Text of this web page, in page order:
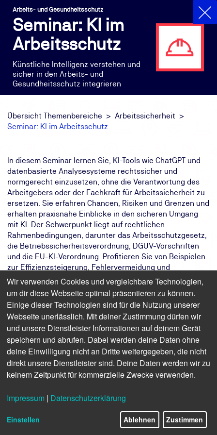
Arbeits- und Gesundheitsschutz
Seminar: KI im
Arbeitsschutz
Künstliche Intelligenz verstehen und
sicher in den Arbeits- und
Gesundheitsschutz integrieren
Übersicht Themenbereiche
Arbeitssicherheit
Seminar: KI im Arbeitsschutz
In diesem Seminar lernen Sie, KI-Tools wie ChatGPT und
datenbasierte Analysesysteme rechtssicher und
normgerecht einzusetzen, ohne die Verantwortung des
Arbeitgebers oder der Fachkraft für Arbeitssicherheit zu
ersetzen. Sie erfahren Chancen, Risiken und Grenzen und
erhalten praxisnahe Einblicke in den sicheren Umgang
mit KI. Der Schwerpunkt liegt auf rechtlichen
Rahmenbedingungen, darunter das Arbeitsschutzgesetz,
die Betriebssicherheitsverordnung, DGUV-Vorschriften
und die EU-KI-Verordnung. Profitieren Sie von Beispielen
zur Effizienzsteigerung, Fehlervermeidung und
Automatisierung. Ideal für Fachkräfte, die einen
fundierten Einstieg in KI im Arbeitsschutz suchen.
Das Ziel:
Sie verstehen die Grundlagen und
Grenzen des Einsatzes von KI im
Arbeitsschutz.
Das Ergebnis:
Sie setzen KI-Tools im Arbeitsschutz
sicher, rechtskonform und zielgerichtet
ein.
Ihr Weg:
Sie lernen im Kurs den Umgang mit KI in
Finden Sie freie Termine für das Seminar
Wir verwenden Cookies und vergleichbare Technologien,
um dir diese Webseite optimal präsentieren zu können.
Einige dieser Technologien sind für die Nutzung unserer
Webseite unerlässlich. Mit deiner Zustimmung dürfen wir
und unsere Dienstleister Informationen auf deinem Gerät
speichern und abrufen. Dabei werden deine Daten ohne
deine Einwilligung nicht an Dritte weitergegeben, die nicht
direkt unsere Dienstleister sind. Deine Daten werden wir zu
keinem Zeitpunkt für kommerzielle Zwecke verwenden.
Impressum | Datenschutzerklärung
Einstellen Ablehnen Zustimmen